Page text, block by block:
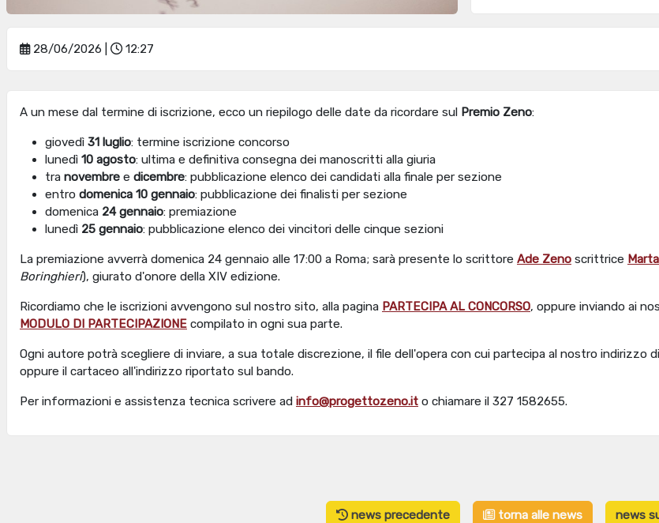
28/06/2026 | 12:27
A un mese dal termine di iscrizione, ecco un riepilogo delle date da ricordare sul Premio Zeno:
giovedì 31 luglio: termine iscrizione concorso
lunedì 10 agosto: ultima e definitiva consegna dei manoscritti alla giuria
tra novembre e dicembre: pubblicazione elenco dei candidati alla finale per sezione
entro domenica 10 gennaio: pubblicazione dei finalisti per sezione
domenica 24 gennaio: premiazione
lunedì 25 gennaio: pubblicazione elenco dei vincitori delle cinque sezioni
La premiazione avverrà domenica 24 gennaio alle 17:00 a Roma; sarà presente lo scrittore Ade Zeno scrittrice
Boringhieri), giurato d'onore della XIV edizione.
Ricordiamo che le iscrizioni avvengono sul nostro sito, alla pagina PARTECIPA AL CONCORSO, oppure inviando ai
MODULO DI PARTECIPAZIONE compilato in ogni sua parte.
Ogni autore potrà scegliere di inviare, a sua totale discrezione, il file dell'opera con cui partecipa al nostro indirizzo
oppure il cartaceo all'indirizzo riportato sul bando.
Per informazioni e assistenza tecnica scrivere ad info@progettozeno.it o chiamare il 327 1582655.
news precedente torna alle news news